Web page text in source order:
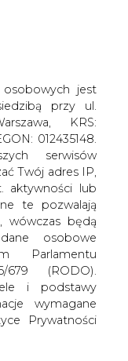
A A
SIĘ
jest
przy ul.
KRS:
012435148.
serwisów
Twój adres IP,
aktywności lub
te pozwalają
wówczas będą
osobowe
Parlamentu
(RODO).
i podstawy
wymagane
Prywatności